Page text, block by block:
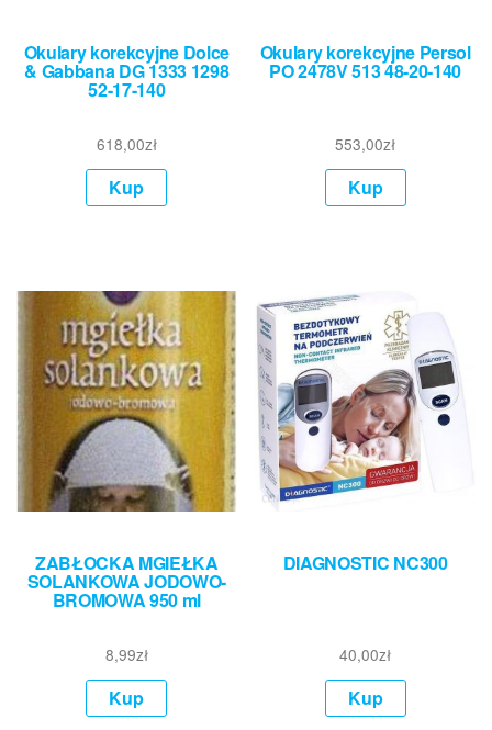
Okulary korekcyjne Dolce
& Gabbana DG 1333 1298
52-17-140
618,00zł
Kup
Okulary korekcyjne Persol
PO 2478V 513 48-20-140
553,00zł
Kup
ZABŁOCKA MGIEŁKA
SOLANKOWA JODOWO-
BROMOWA 950 ml
8,99zł
Kup
DIAGNOSTIC NC300
40,00zł
Kup